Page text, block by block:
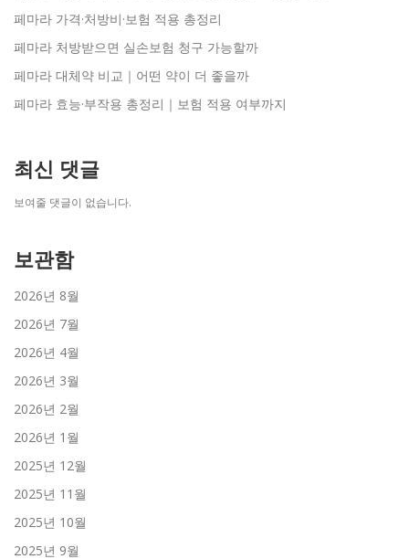
페마라 가격·처방비·보험 적용 총정리
페마라 처방받으면 실손보험 청구 가능할까
페마라 대체약 비교｜어떤 약이 더 좋을까
페마라 효능·부작용 총정리｜보험 적용 여부까지
최신 댓글
보여줄 댓글이 없습니다.
보관함
2026년 8월
2026년 7월
2026년 4월
2026년 3월
2026년 2월
2026년 1월
2025년 12월
2025년 11월
2025년 10월
2025년 9월